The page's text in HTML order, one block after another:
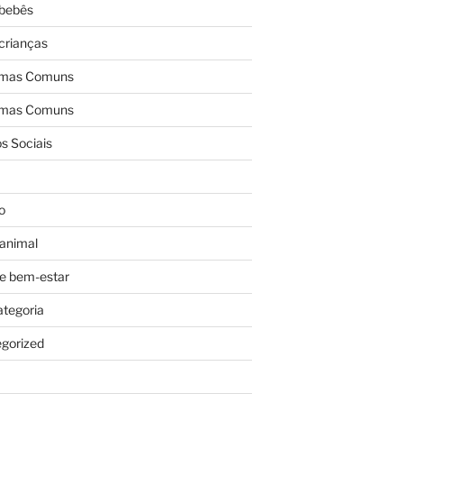
Comuns
Comuns
Sociais
bem-estar